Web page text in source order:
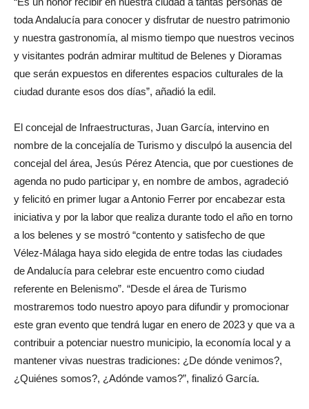
toda Andalucía para conocer y disfrutar de nuestro patrimonio
y nuestra gastronomía, al mismo tiempo que nuestros vecinos
y visitantes podrán admirar multitud de Belenes y Dioramas
que serán expuestos en diferentes espacios culturales de la
ciudad durante esos dos días”, añadió la edil.
El concejal de Infraestructuras, Juan García, intervino en
nombre de la concejalía de Turismo y disculpó la ausencia del
concejal del área, Jesús Pérez Atencia, que por cuestiones de
agenda no pudo participar y, en nombre de ambos, agradeció
y felicitó en primer lugar a Antonio Ferrer por encabezar esta
iniciativa y por la labor que realiza durante todo el año en torno
a los belenes y se mostró “contento y satisfecho de que
Vélez-Málaga haya sido elegida de entre todas las ciudades
de Andalucía para celebrar este encuentro como ciudad
referente en Belenismo”. “Desde el área de Turismo
mostraremos todo nuestro apoyo para difundir y promocionar
este gran evento que tendrá lugar en enero de 2023 y que va a
contribuir a potenciar nuestro municipio, la economía local y a
mantener vivas nuestras tradiciones: ¿De dónde venimos?,
¿Quiénes somos?, ¿Adónde vamos?”, finalizó García.